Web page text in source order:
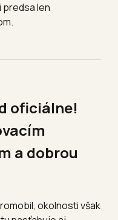
predsa len
oficiálne!
a dobrou
okolnosti však